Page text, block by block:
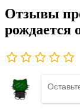
Отзывы
рождается